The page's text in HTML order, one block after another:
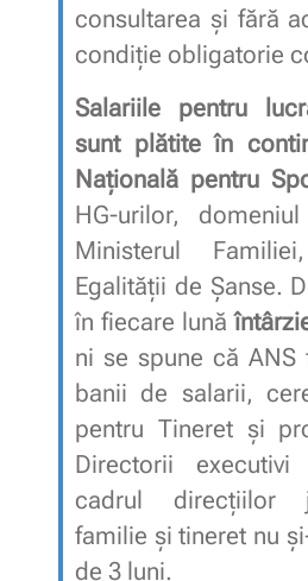
consultarea și fără
condiție obligatorie
Salariile pentru
sunt plătite în
Națională pentru
HG-urilor,
Ministerul
Egalității de Șanse.
în fiecare lună
ni se spune că
banii de salarii,
pentru Tineret și
Directorii
cadrul direcțiilor
familie și tineret nu
de 3 luni.